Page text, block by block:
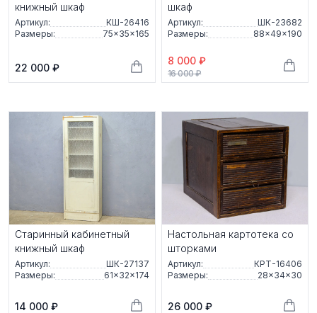
книжный шкаф
Артикул:
КШ-26416
Размеры:
75×35×165
22 000 ₽
шкаф
Артикул:
ШК-23682
Размеры:
88×49×190
8 000 ₽
16 000 ₽
Старинный кабинетный
книжный шкаф
Артикул:
ШК-27137
Размеры:
61×32×174
14 000 ₽
Настольная картотека со
шторками
Артикул:
КРТ-16406
Размеры:
28×34×30
26 000 ₽